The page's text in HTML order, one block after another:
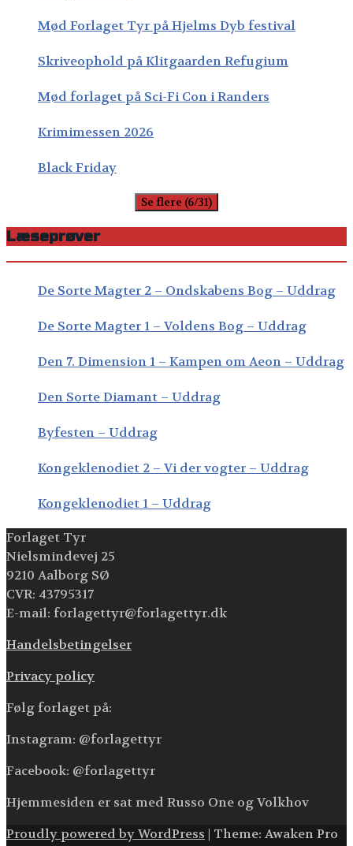
Mød Forlaget Tyr på Hjelms Dyb festival
Skriveophold på Klitgaarden Refugium
Mød forlaget på Sci-Fi Con i Randers
Krimimessen 2026
Black Friday
Se flere (6/31)
Læseprøver
De Sorte Magter 2 – Ondskabens Bog – Uddrag
De Sorte Magter 1 – Voldens Bog – Uddrag
Den 7. Dimension 1 – Kampen om Aeon – Uddrag
Den Sorte Diamant – Uddrag
Byfesten – Uddrag
Kongeklenodiet 2 – Vi der vogter – Uddrag
Kongeklenodiet 1 – Uddrag
Forlaget Tyr
Nielsmindevej 25
9210 Aalborg SØ
CVR: 43795317
E-mail: forlagettyr@forlagettyr.dk
Handelsbetingelser
Privacy policy
Følg forlaget på:
Instagram: @forlagettyr
Facebook: @forlagettyr
Hjemmesiden er sat med Russo One og Volkhov
Proudly powered by WordPress | Theme: Awaken Pro